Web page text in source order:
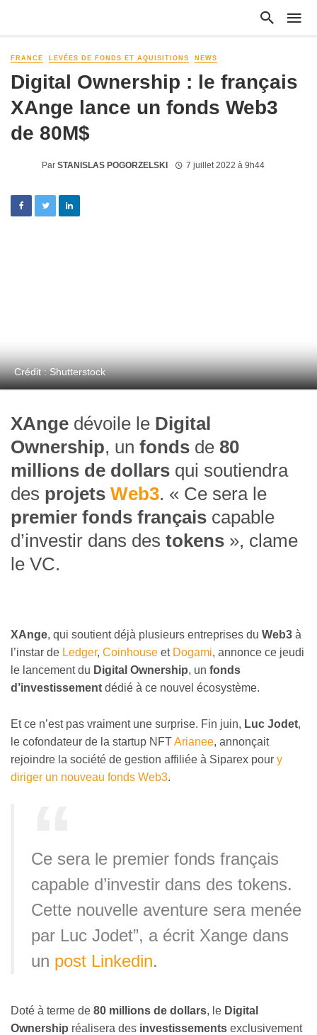
FRANCE LEVÉES DE FONDS ET AQUISITIONS NEWS
Digital Ownership : le français
XAnge lance un fonds Web3
de 80M$
Par STANISLAS POGORZELSKI 7 juillet 2022 à 9h44
Crédit : Shutterstock
XAnge dévoile le Digital
Ownership, un fonds de 80
millions de dollars qui soutiendra
des projets Web3. « Ce sera le
premier fonds français capable
d’investir dans des tokens », clame
le VC.
XAnge, qui soutient déjà plusieurs entreprises du Web3 à
l’instar de Ledger, Coinhouse et Dogami, annonce ce jeudi
le lancement du Digital Ownership, un fonds
d’investissement dédié à ce nouvel écosystème.
Et ce n’est pas vraiment une surprise. Fin juin, Luc Jodet,
le cofondateur de la startup NFTArianee, annonçait
rejoindre la société de gestion affiliée à Siparex pour y
diriger un nouveau fonds Web3.
Ce sera le premier fonds français
capable d’investir dans des tokens.
Cette nouvelle aventure sera menée
par Luc Jodet”, a écrit Xange dans
un post Linkedin.
Doté à terme de 80 millions de dollars, le Digital
Ownership réalisera des investissements exclusivement